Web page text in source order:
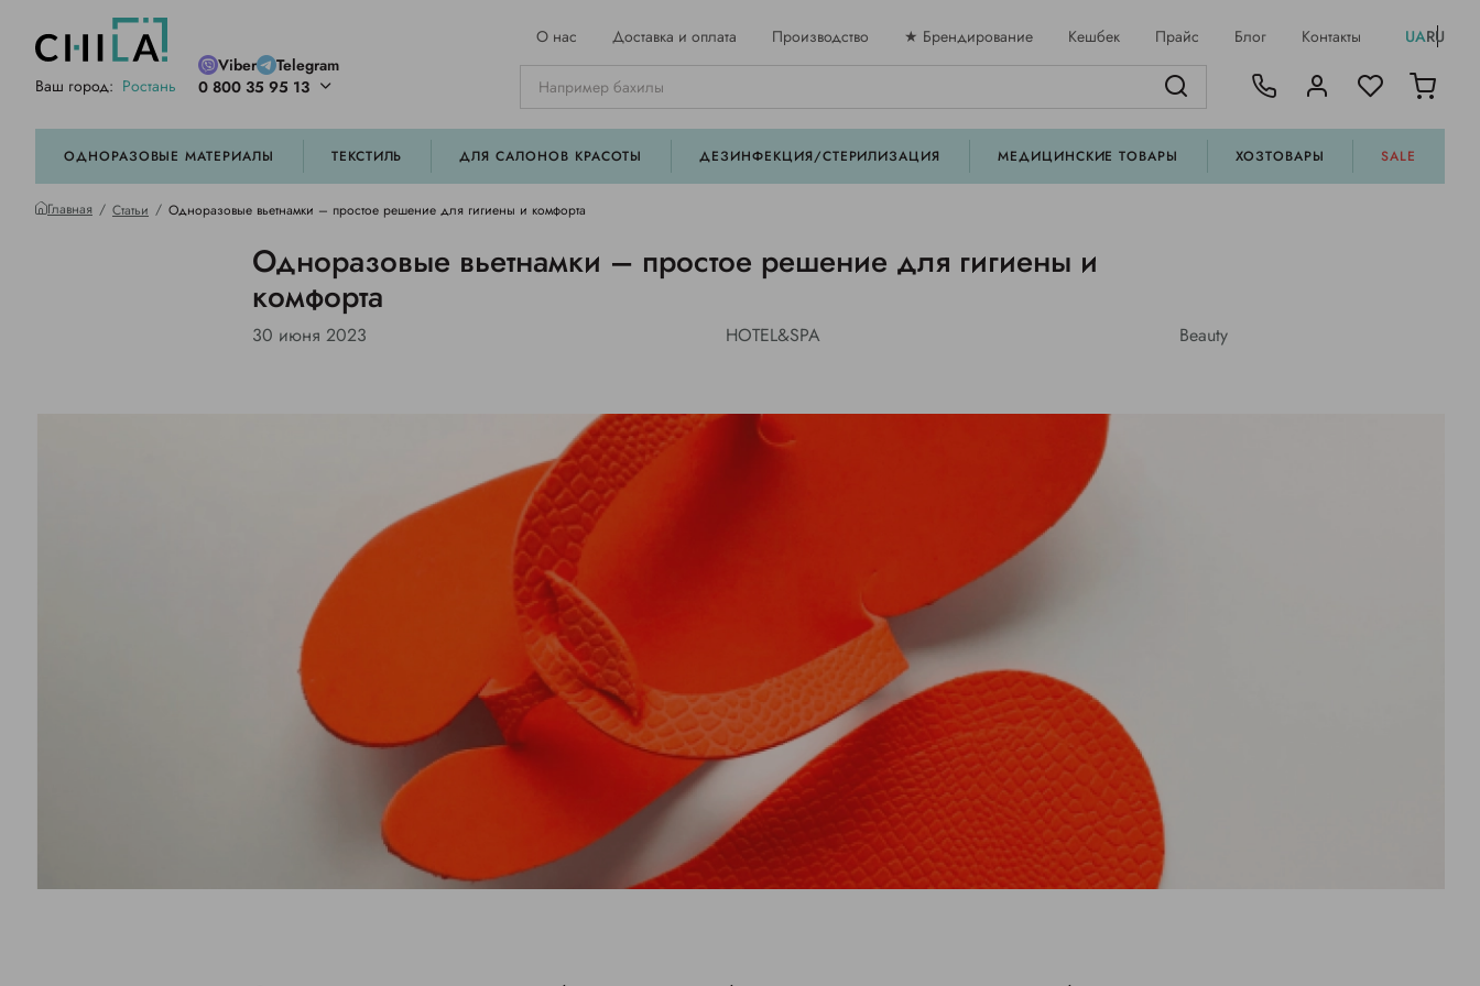
Ваш город: Ростань
Viber
Telegram
0 800 35 95 13
О нас Доставка и оплата Производство ★ Брендирование Кешбек Прайс Блог Контакты UARU
ОДНОРАЗОВЫЕ МАТЕРИАЛЫ ТЕКСТИЛЬ ДЛЯ САЛОНОВ КРАСОТЫ ДЕЗИНФЕКЦИЯ/СТЕРИЛИЗАЦИЯ МЕДИЦИНСКИЕ ТОВАРЫ ХОЗТОВАРЫ SALE
Главная Статьи Одноразовые вьетнамки – простое решение для гигиены и комфорта
Одноразовые вьетнамки – простое решение для гигиены и
комфорта
30 июня 2023 HOTEL&SPA Beauty